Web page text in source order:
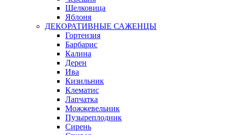
Шелковица
Яблоня
ДЕКОРАТИВНЫЕ САЖЕНЦЫ
Гортензия
Барбарис
Калина
Дерен
Ива
Кизильник
Клематис
Лапчатка
Можжевельник
Пузыреплодник
Сирень